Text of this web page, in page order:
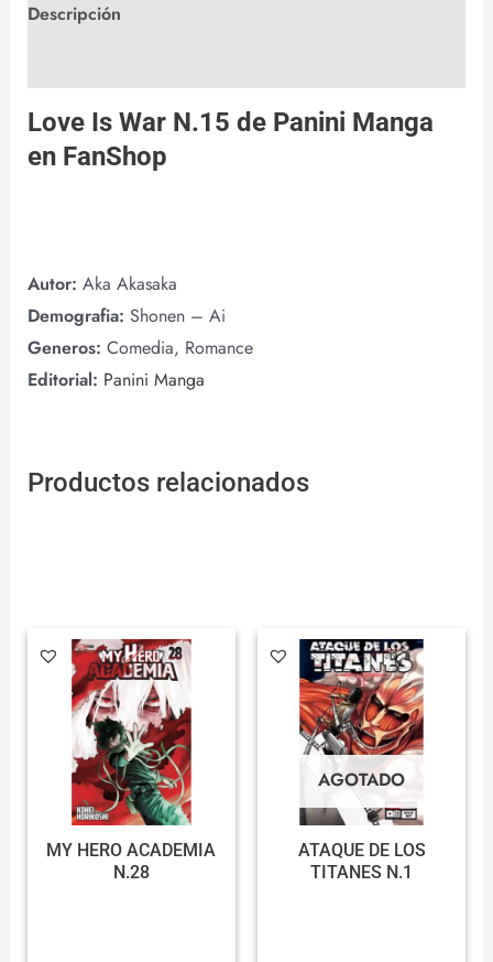
Descripción
Love Is War N.15 de Panini Manga
en FanShop
Autor: Aka Akasaka
Demografia: Shonen – Ai
Generos: Comedia, Romance
Editorial: Panini Manga
Productos relacionados
MY HERO ACADEMIA
N.28
AGOTADO
ATAQUE DE LOS
TITANES N.1